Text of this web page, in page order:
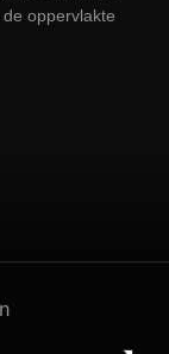
oppervlakte